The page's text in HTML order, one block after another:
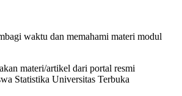
waktu dan memahami materi modul
materi/artikel dari portal resmi
Statistika Universitas Terbuka